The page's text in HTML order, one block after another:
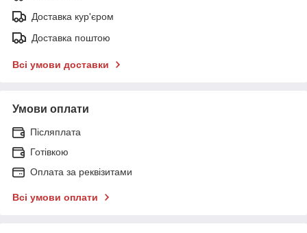
Доставка кур'єром
Доставка поштою
Всі умови доставки
Умови оплати
Післяплата
Готівкою
Оплата за реквізитами
Всі умови оплати